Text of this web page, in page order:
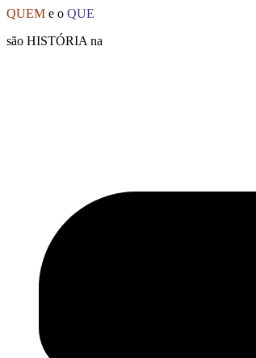
Ir
o
QUEM e o QUE
são HISTÓRIA na